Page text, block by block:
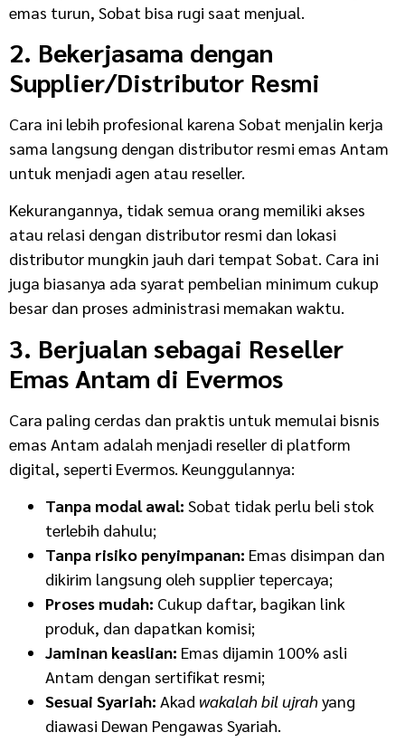
emas turun, Sobat bisa rugi saat menjual.
2. Bekerjasama dengan
Supplier/Distributor Resmi
Cara ini lebih profesional karena Sobat menjalin kerja
sama langsung dengan distributor resmi emas Antam
untuk menjadi agen atau reseller.
Kekurangannya, tidak semua orang memiliki akses
atau relasi dengan distributor resmi dan lokasi
distributor mungkin jauh dari tempat Sobat. Cara ini
juga biasanya ada syarat pembelian minimum cukup
besar dan proses administrasi memakan waktu.
3. Berjualan sebagai Reseller
Emas Antam di Evermos
Cara paling cerdas dan praktis untuk memulai bisnis
emas Antam adalah menjadi reseller di platform
digital, seperti Evermos. Keunggulannya:
Tanpa modal awal: Sobat tidak perlu beli stok
terlebih dahulu;
Tanpa risiko penyimpanan: Emas disimpan dan
dikirim langsung oleh supplier tepercaya;
Proses mudah: Cukup daftar, bagikan link
produk, dan dapatkan komisi;
Jaminan keaslian: Emas dijamin 100% asli
Antam dengan sertifikat resmi;
Sesuai Syariah: Akad wakalah bil ujrahyang
diawasi Dewan Pengawas Syariah.